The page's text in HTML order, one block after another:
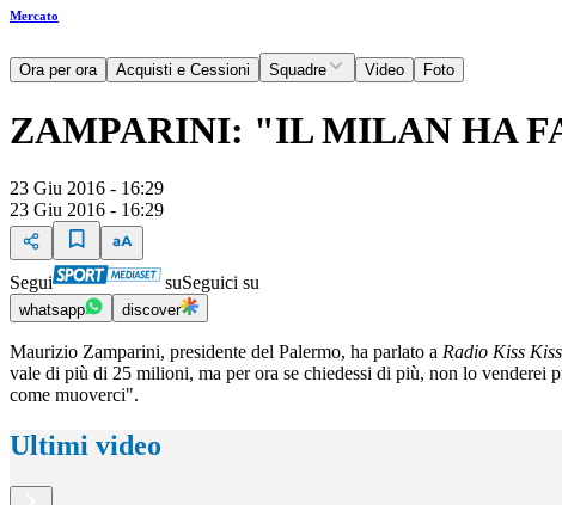
Mercato
Ora per ora Acquisti e Cessioni Squadre Video Foto
ZAMPARINI: "IL MILAN HA
23 Giu 2016 - 16:29
23 Giu 2016 - 16:29
Segui suSeguici su
whatsapp discover
Maurizio Zamparini, presidente del Palermo, ha parlato a Radio Kiss Kiss
vale di più di 25 milioni, ma per ora se chiedessi di più, non lo venderei
come muoverci".
Ultimi video